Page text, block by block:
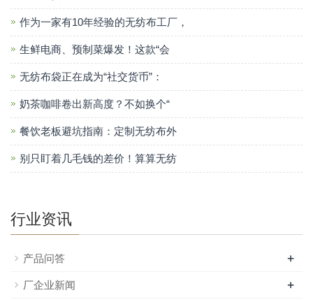
作为一家有10年经验的无纺布工厂，
生鲜电商、预制菜爆发！这款“会
无纺布袋正在成为“社交货币”：
奶茶咖啡卷出新高度？不如换个“
餐饮老板避坑指南：定制无纺布外
别只盯着几毛钱的差价！算算无纺
行业资讯
产品问答 +
厂企业新闻 +